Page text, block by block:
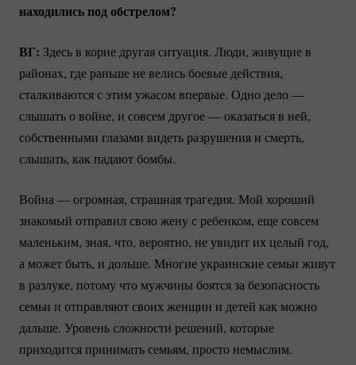
находились под обстрелом?
ВГ: Здесь в корне другая ситуация. Люди, живущие в
районах, где раньше не велись боевые действия,
сталкиваются с этим ужасом впервые. Одно дело —
слышать о войне, и совсем другое — оказаться в ней,
собственными глазами видеть разрушения и смерть,
слышать, как падают бомбы.
Война — огромная, страшная трагедия. Мой хороший
знакомый отправил свою жену с ребенком, еще совсем
маленьким, зная, что, вероятно, не увидит их целый год,
а может быть, и дольше. Многие украинские семьи живут
в разлуке, потому что мужчины боятся за безопасность
семьи и отправляют своих женщин и детей как можно
дальше. Уровень сложности решений, которые
приходится принимать семьям, просто немыслим.